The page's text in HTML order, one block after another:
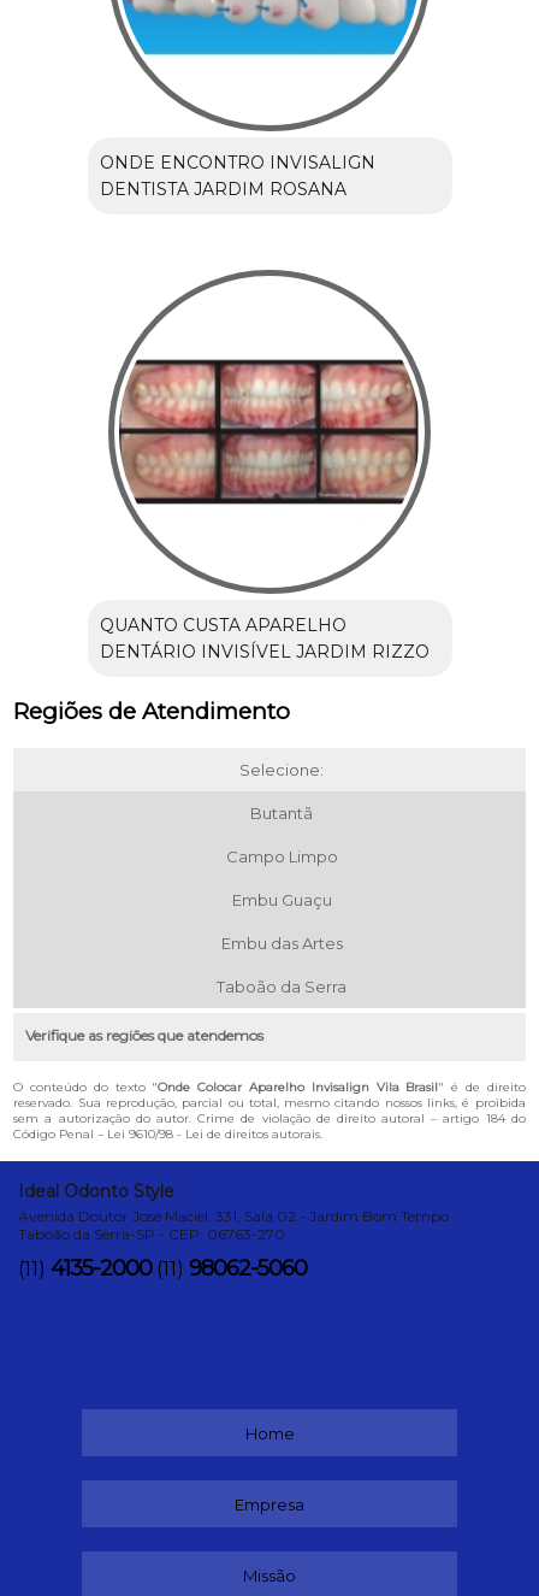
ONDE ENCONTRO INVISALIGN
DENTISTA JARDIM ROSANA
QUANTO CUSTA APARELHO
DENTÁRIO INVISÍVEL JARDIM RIZZO
Regiões de Atendimento
Selecione:
Butantã
Campo Limpo
Embu Guaçu
Embu das Artes
Taboão da Serra
Verifique as regiões que atendemos
O conteúdo do texto "Onde Colocar Aparelho Invisalign Vila Brasil" é de direito
reservado. Sua reprodução, parcial ou total, mesmo citando nossos links, é proibida
sem a autorização do autor. Crime de violação de direito autoral – artigo 184 do
Código Penal – Lei 9610/98 - Lei de direitos autorais
Ideal Odonto Style
Avenida Doutor José Maciel, 331, Sala 02 - Jardim Bom Tempo
Taboão da Serra-SP - CEP: 06763-270
(11) 4135-2000 (11) 98062-5060
Home
Empresa
Missão